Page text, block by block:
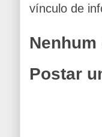
vínculo de
Postar